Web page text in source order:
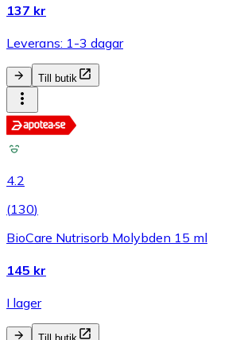
137 kr
Leverans: 1-3 dagar
Till butik
4.2
(130)
BioCare Nutrisorb Molybden 15 ml
145 kr
I lager